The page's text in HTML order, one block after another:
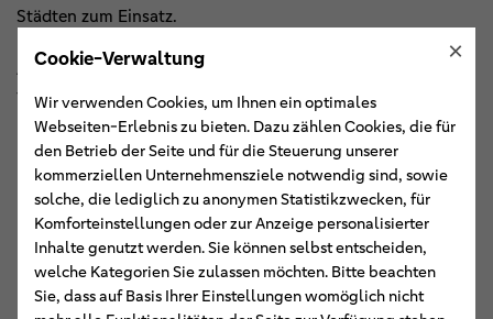
Städten zum Einsatz.
Aus Weser-Ems waren Gewinnerinnen und Gewinner
folgender Genossenschaftsbanken dabei:
Volksbank Dammer Berge eG, Damme
Emsländische Volksbank eG, Lingen
Raiffeisenbank Flachsmeer eG, Westoverledingen
Raiffeisen-Volksbank Fresena eG, Norden
Grafschafter Volksbank eG, Nordhorn
Hümmlinger Volksbank eG, Werlte
VR-Bank in Südoldenburg eG, Garrel
Cookie-Verwaltung ×
Wir verwenden Cookies, um Ihnen ein optimales
Webseiten-Erlebnis zu bieten. Dazu zählen Cookies, die für
den Betrieb der Seite und für die Steuerung unserer
kommerziellen Unternehmensziele notwendig sind, sowie
solche, die lediglich zu anonymen Statistikzwecken, für
Komforteinstellungen oder zur Anzeige personalisierter
Inhalte genutzt werden. Sie können selbst entscheiden,
welche Kategorien Sie zulassen möchten. Bitte beachten
Sie, dass auf Basis Ihrer Einstellungen womöglich nicht